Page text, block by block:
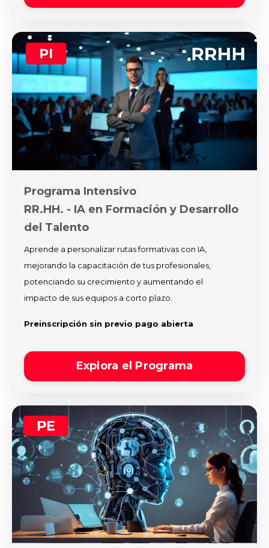
Programa Intensivo
RR.HH. - IA en Formación y Desarrollo
del Talento
Aprende a personalizar rutas formativas con IA,
mejorando la capacitación de tus profesionales,
potenciando su crecimiento y aumentando el
impacto de sus equipos a corto plazo.
Preinscripción sin previo pago abierta
Explora el Programa